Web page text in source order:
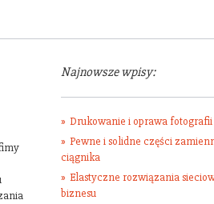
Najnowsze wpisy:
Drukowanie i oprawa
Pewne i solidne części
ciągnika
Elastyczne rozwiązania
biznesu